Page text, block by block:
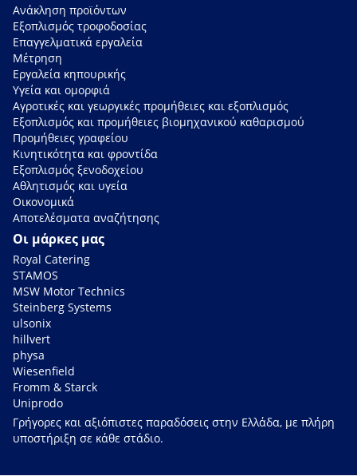
Ανάκληση προϊόντων
Εξοπλισμός τροφοδοσίας
Επαγγελματικά εργαλεία
Μέτρηση
Εργαλεία κηπουρικής
Υγεία και ομορφιά
Αγροτικές και γεωργικές προμήθειες και εξοπλισμός
Εξοπλισμός και προμήθειες βιομηχανικού καθαρισμού
Προμήθειες γραφείου
Κινητικότητα και φροντίδα
Εξοπλισμός ξενοδοχείου
Αθλητισμός και υγεία
Οικονομικά
Αποτελέσματα αναζήτησης
Οι μάρκες μας
Royal Catering
STAMOS
MSW Motor Technics
Steinberg Systems
ulsonix
hillvert
physa
Wiesenfield
Fromm & Starck
Uniprodo
Γρήγορες και αξιόπιστες παραδόσεις στην Ελλάδα, με πλήρη
υποστήριξη σε κάθε στάδιο.